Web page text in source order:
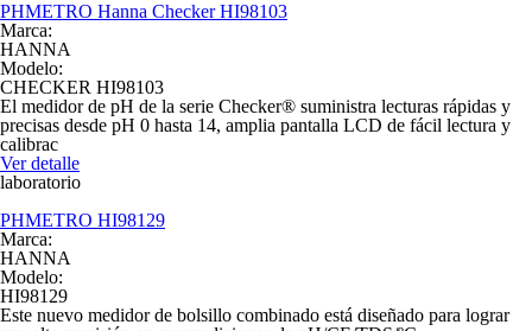
PHMETRO Hanna Checker HI98103
Marca:
HANNA
Modelo:
CHECKER HI98103
El medidor de pH de la serie Checker® suministra lecturas rápidas y
precisas desde pH 0 hasta 14, amplia pantalla LCD de fácil lectura y
calibrac
Ver detalle
laboratorio
PHMETRO HI98129
Marca:
HANNA
Modelo:
HI98129
Este nuevo medidor de bolsillo combinado está diseñado para lograr